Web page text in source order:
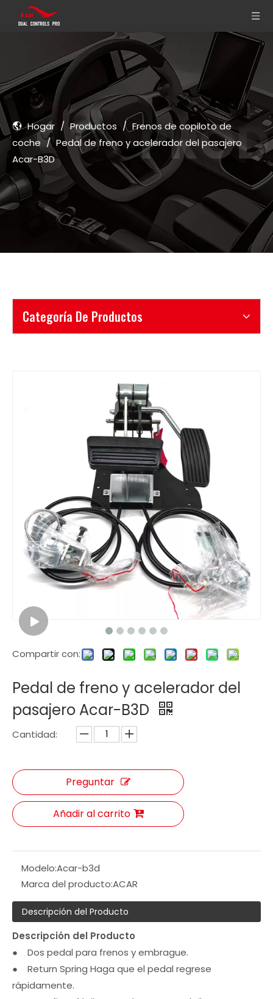
Hogar / Productos / Frenos de copiloto de
coche / Pedal de freno y acelerador del pasajero
Acar-B3D
Categoría De Productos
Compartir con:
Pedal de freno y acelerador del
pasajero Acar-B3D
Cantidad:
Preguntar
Añadir al carrito
Modelo:Acar-b3d
Marca del producto:ACAR
Descripción del Producto
Descripción del Producto
● Dos pedal para frenos y embrague.
● Return Spring Haga que el pedal regrese
rápidamente.